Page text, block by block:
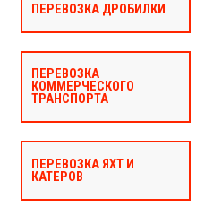
ПЕРЕВОЗКА ДРОБИЛКИ
ПЕРЕВОЗКА
КОММЕРЧЕСКОГО
ТРАНСПОРТА
ПЕРЕВОЗКА ЯХТ И
КАТЕРОВ